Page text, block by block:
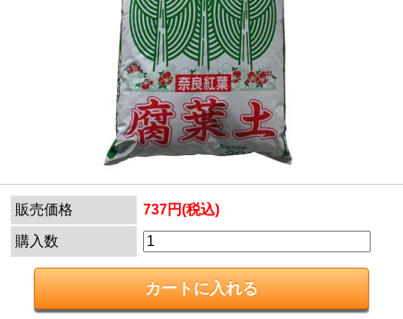
販売価格 737円(税込)
購入数